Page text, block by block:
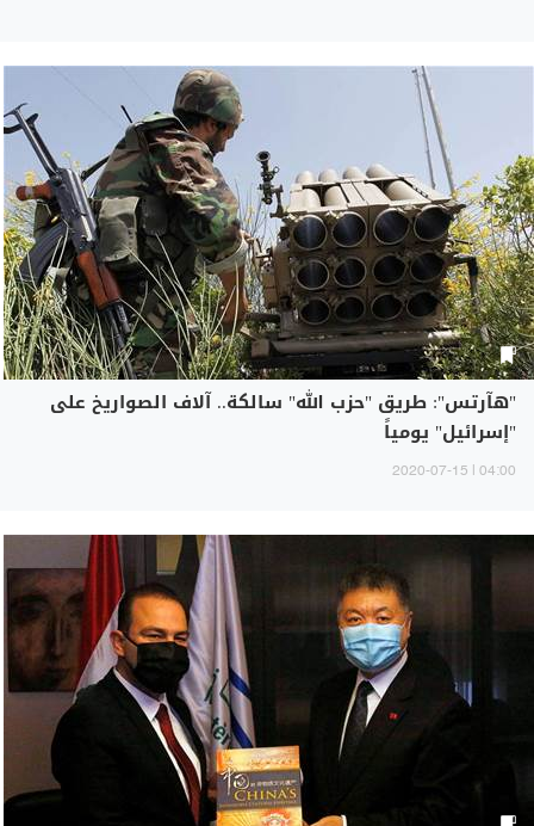
"هآرتس": طريق "حزب الله" سالكة.. آلاف الصواريخ على
"إسرائيل" يومياً
04:00 | 2020-07-15